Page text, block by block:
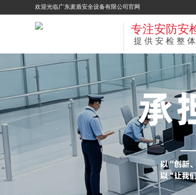
欢迎光临广东麦盾安全设备有限公司官网
专注安防安
提供安检整